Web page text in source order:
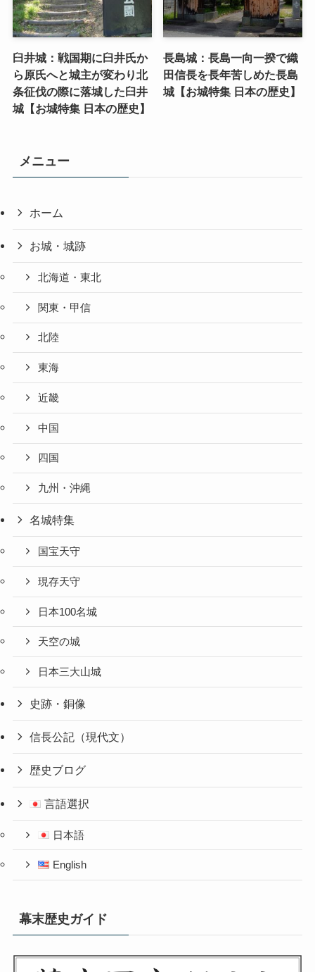
臼井城：戦国期に臼井氏か
ら原氏へと城主が変わり北
条征伐の際に落城した臼井
城【お城特集 日本の歴史】
長島城：長島一向一揆で織
田信長を長年苦しめた長島
城【お城特集 日本の歴史】
メニュー
ホーム
お城・城跡
北海道・東北
関東・甲信
北陸
東海
近畿
中国
四国
九州・沖縄
名城特集
国宝天守
現存天守
日本100名城
天空の城
日本三大山城
史跡・銅像
信長公記（現代文）
歴史ブログ
言語選択
日本語
English
幕末歴史ガイド